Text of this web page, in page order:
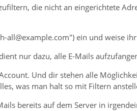
die nicht an eingerichtete
all@example.com") ein und weise
nur dazu, alle E-Mails
Und dir stehen alle
was man halt so mit Filtern
bereits auf dem Server in